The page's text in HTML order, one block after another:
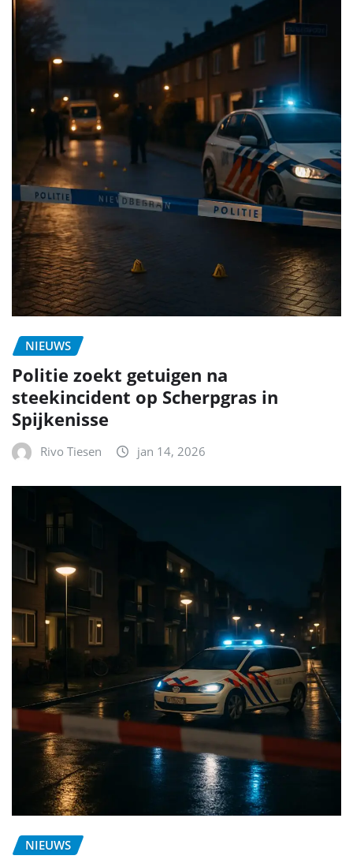
NIEUWS
Politie zoekt getuigen na
steekincident op Scherpgras in
Spijkenisse
Rivo Tiesen jan 14, 2026
NIEUWS